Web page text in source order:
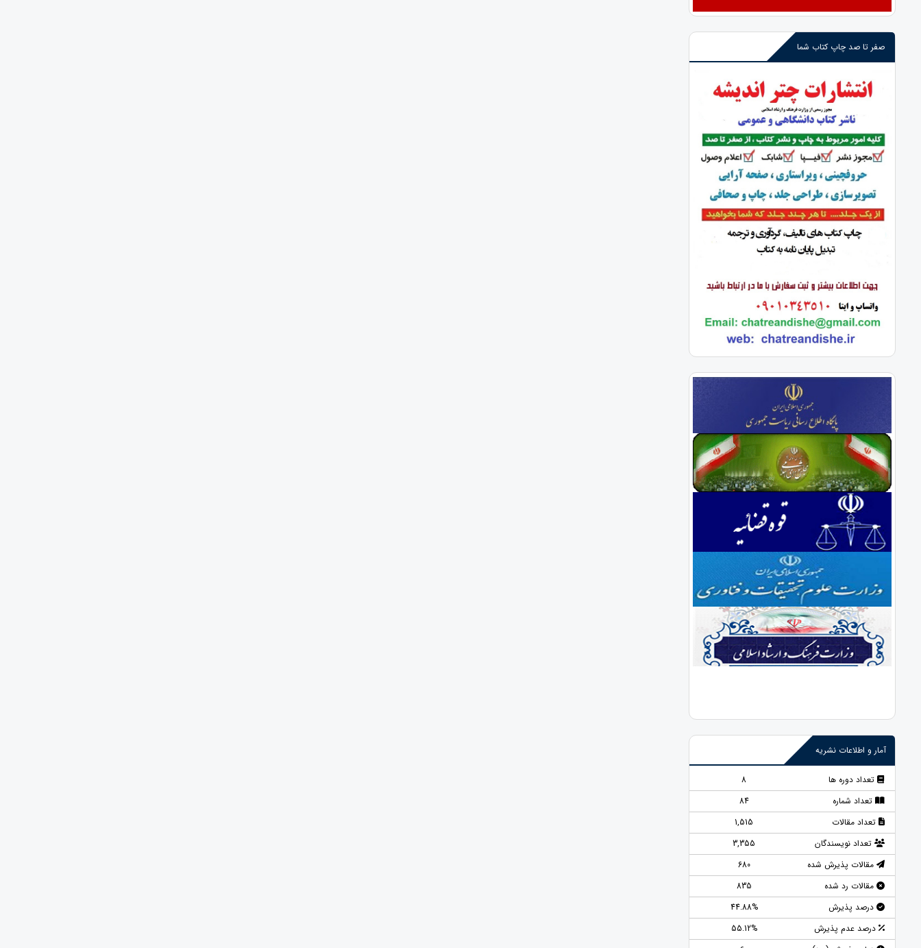
صفر تا صد چاپ کتاب شما
آمار و اطلاعات نشریه
تعداد دوره ها
8
تعداد شماره
84
تعداد مقالات
1,515
تعداد نویسندگان
3,355
مقالات پذیرش شده
680
مقالات رد شده
835
درصد پذیرش
44.88%
درصد عدم پذیرش
55.12%